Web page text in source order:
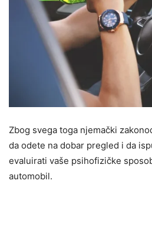
Zbog svega toga njemački
da odete na dobar pregled i da
evaluirati vaše psihofizičke
automobil.